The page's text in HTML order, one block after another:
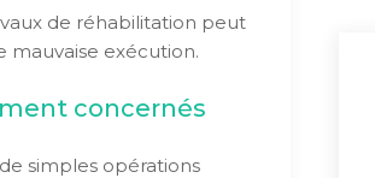
de réhabilitation peut
mauvaise exécution.
concernés
simples opérations